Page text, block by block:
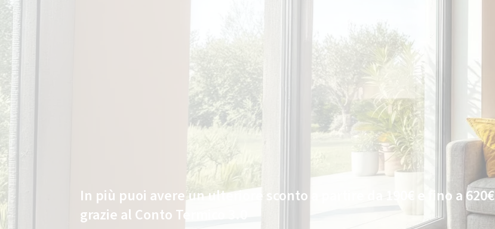
di essere contattato e hai:
sul climatizzatore.
climatizzatore e sei già cliente
Plenitude luce e/o gas
di essere contattato e hai:
Fino a 300€ di sconto
¹ sul climatizzatore.
100€ di energiain carta prepagata per le
tue bollette luce e/o gas².
In più puoi avere un ulteriore sconto a partire da 190€ e fino a 620€
grazie al Conto Termico 3.0